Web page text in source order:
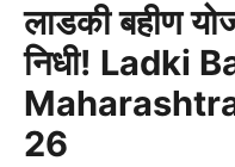
लाडकी बहीण
निधी! Ladki
26